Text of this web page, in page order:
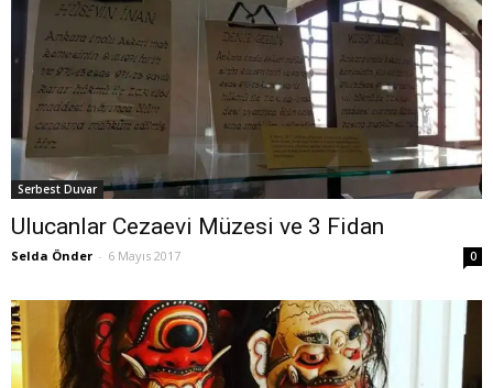
Serbest Duvar
Ulucanlar Cezaevi Müzesi ve 3 Fidan
Selda Önder - 6 Mayıs 2017 0